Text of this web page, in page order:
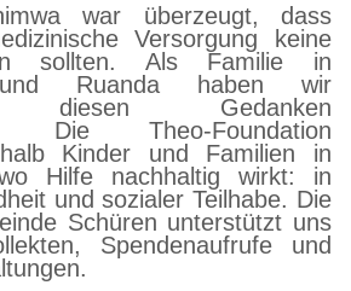
war überzeugt, dass
Versorgung keine
sollten. Als Familie in
und Ruanda haben wir
diesen Gedanken
Die Theo-Foundation
Kinder und Familien in
Hilfe nachhaltig wirkt: in
und sozialer Teilhabe. Die
Schüren unterstützt uns
Spendenaufrufe und